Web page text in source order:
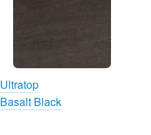
Ultratop
Basalt Black